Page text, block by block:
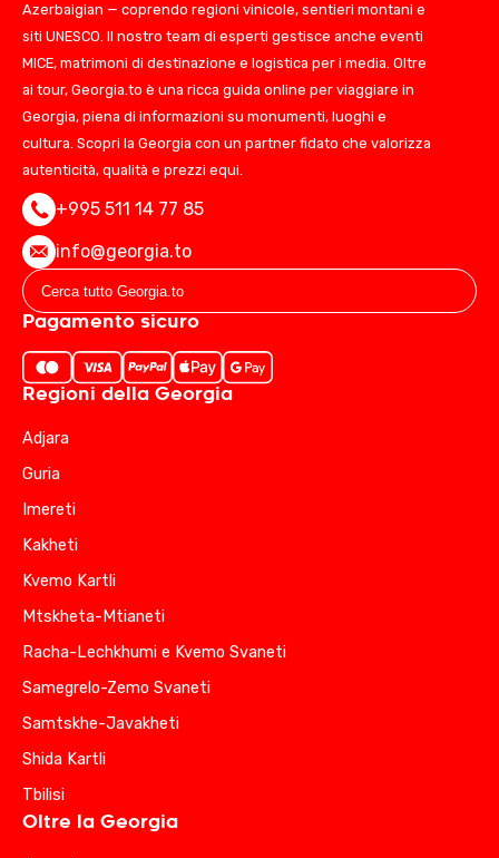
Azerbaigian — coprendo regioni vinicole, sentieri montani e
siti UNESCO. Il nostro team di esperti gestisce anche eventi
MICE, matrimoni di destinazione e logistica per i media. Oltre
ai tour, Georgia.to è una ricca guida online per viaggiare in
Georgia, piena di informazioni su monumenti, luoghi e
cultura. Scopri la Georgia con un partner fidato che valorizza
autenticità, qualità e prezzi equi.
+995 511 14 77 85
info@georgia.to
Pagamento sicuro
Regioni della Georgia
Adjara
Guria
Imereti
Kakheti
Kvemo Kartli
Mtskheta-Mtianeti
Racha-Lechkhumi e Kvemo Svaneti
Samegrelo-Zemo Svaneti
Samtskhe-Javakheti
Shida Kartli
Tbilisi
Oltre la Georgia